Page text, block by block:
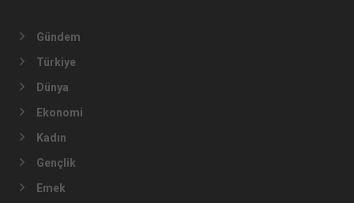
Gündem
Türkiye
Dünya
Ekonomi
Kadın
Gençlik
Emek